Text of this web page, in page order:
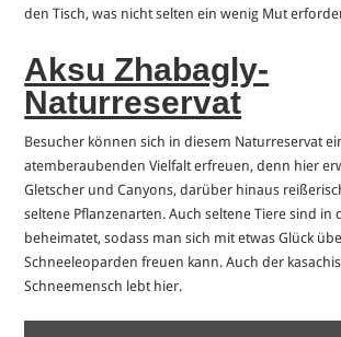
den Tisch, was nicht selten ein wenig Mut
Aksu Zhabagly-
Naturreservat
Besucher können sich in diesem Naturreservat
atemberaubenden Vielfalt erfreuen, denn hier
Gletscher und Canyons, darüber hinaus
seltene Pflanzenarten. Auch seltene Tiere sind in
beheimatet, sodass man sich mit etwas Glück
Schneeleoparden freuen kann. Auch der
Schneemensch lebt hier.